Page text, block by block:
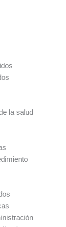
la salud